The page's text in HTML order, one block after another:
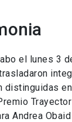
el lunes 3
distinguidas
Andrea